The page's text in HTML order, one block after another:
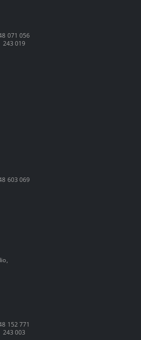
071 056
243 019
603 069
152 771
243 003